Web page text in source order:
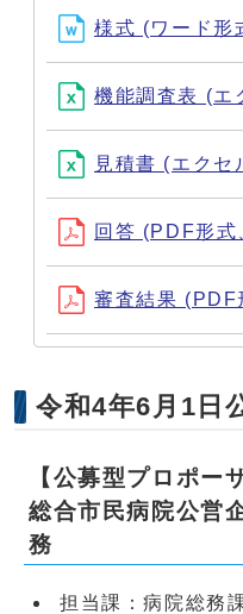
様式 (ワード形
機能調査表 (エ
見積書 (エク
回答 (PDF形
審査結果
令和4年6月1日
【公募型プロポー
総合市民病院公営
務
担当課：病院総務